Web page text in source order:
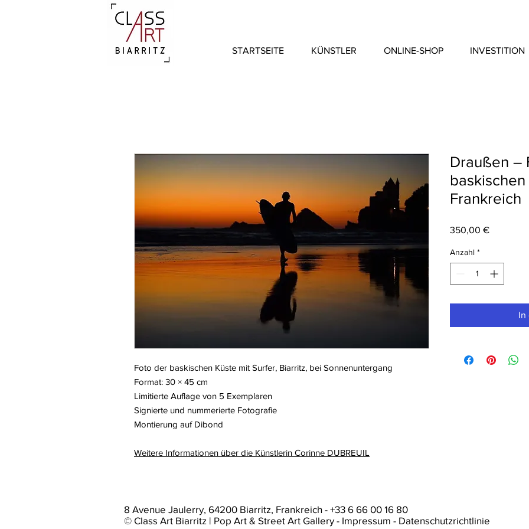
STARTSEITE KÜNSTLER ONLINE-SHOP INVESTITION
Foto der baskischen Küste mit Surfer, Biarritz, bei Sonnenuntergang
Format: 30 × 45 cm
Limitierte Auflage von 5 Exemplaren
Signierte und nummerierte Fotografie
Montierung auf Dibond
Weitere Informationen über die Künstlerin Corinne DUBREUIL
Draußen –
Frankreich
350,00 €Preis
Anzahl *
In
8 Avenue Jaulerry, 64200 Biarritz, Frankreich - +33 6 66 00 16 80
© Class Art Biarritz | Pop Art & Street Art Gallery - Impressum - Datenschutzrichtlinie